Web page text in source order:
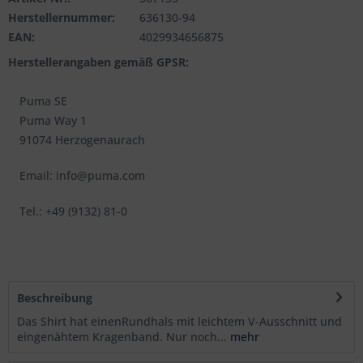
Herstellernummer:
636130-94
EAN:
4029934656875
Herstellerangaben gemäß GPSR:
Puma SE
Puma Way 1
91074 Herzogenaurach
Email: info@puma.com
Tel.: +49 (9132) 81-0
Beschreibung
Das Shirt hat einenRundhals mit leichtem V-Ausschnitt und
eingenähtem Kragenband. Nur noch... mehr